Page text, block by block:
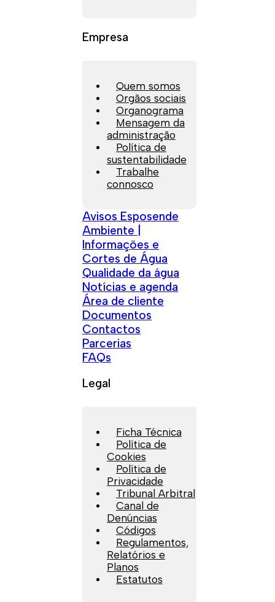
Empresa
Quem somos
Orgãos sociais
Organograma
Mensagem da
administração
Política de
sustentabilidade
Trabalhe
connosco
Avisos Esposende
Ambiente |
Informações e
Cortes de Água
Qualidade da água
Notícias e agenda
Área de cliente
Documentos
Contactos
Parcerias
FAQs
Legal
Ficha Técnica
Política de
Cookies
Política de
Privacidade
Tribunal Arbitral
Canal de
Denúncias
Códigos
Regulamentos,
Relatórios e
Planos
Estatutos